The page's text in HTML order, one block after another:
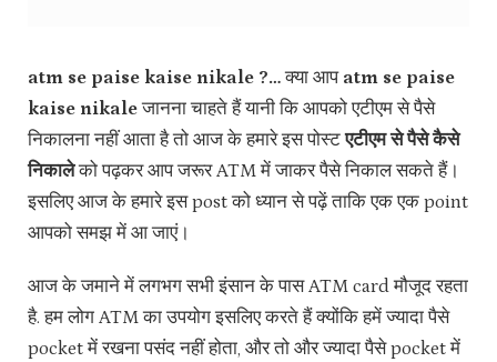
atm se paise kaise nikale ?…क्या आप atm se paise
kaise nikaleजानना चाहते हैं यानी कि आपको एटीएम से पैसे
निकालना नहीं आता है तो आज के हमारे इस पोस्टएटीएम से पैसे कैसे
निकालेको पढ़कर आप जरूर ATM में जाकर पैसे निकाल सकते हैं।
इसलिए आज के हमारे इस post को ध्यान से पढ़ें ताकि एक एक point
आपको समझ में आ जाएं।
आज के जमाने में लगभग सभी इंसान के पास ATM card मौजूद रहता
है. हम लोग ATM का उपयोग इसलिए करते हैं क्योंकि हमें ज्यादा पैसे
pocket में रखना पसंद नहीं होता, और तो और ज्यादा पैसे pocket में